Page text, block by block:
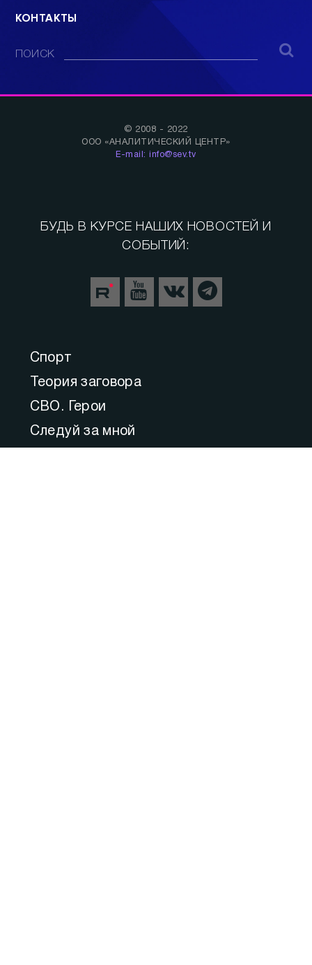
КОНТАКТЫ
ПОИСК
© 2008 - 2022
ООО «АНАЛИТИЧЕСКИЙ ЦЕНТР»
E-mail: info@sev.tv
Спорт
Теория заговора
СВО. Герои
Следуй за мной
БУДЬ В КУРСЕ НАШИХ НОВОСТЕЙ И
СОБЫТИЙ: